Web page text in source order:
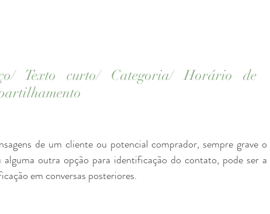
Texto curto/ Categoria/ Horário de
de um cliente ou potencial comprador, sempre grave o
outra opção para identificação do contato, pode ser a
em conversas posteriores.